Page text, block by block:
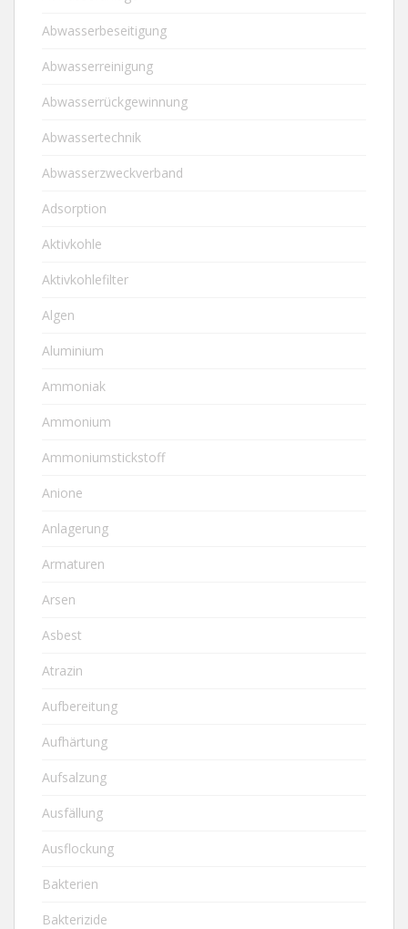
Abwasserbeseitigung
Abwasserreinigung
Abwasserrückgewinnung
Abwassertechnik
Abwasserzweckverband
Adsorption
Aktivkohle
Aktivkohlefilter
Algen
Aluminium
Ammoniak
Ammonium
Ammoniumstickstoff
Anione
Anlagerung
Armaturen
Arsen
Asbest
Atrazin
Aufbereitung
Aufhärtung
Aufsalzung
Ausfällung
Ausflockung
Bakterien
Bakterizide